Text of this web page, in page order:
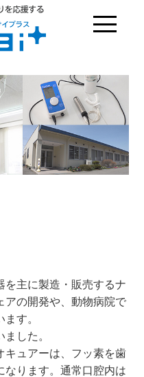
を主に製造・販売するナ
アの開発や、動物病院で
す。
した。
キュアーは、フッ素を歯
なります。通常口腔内は